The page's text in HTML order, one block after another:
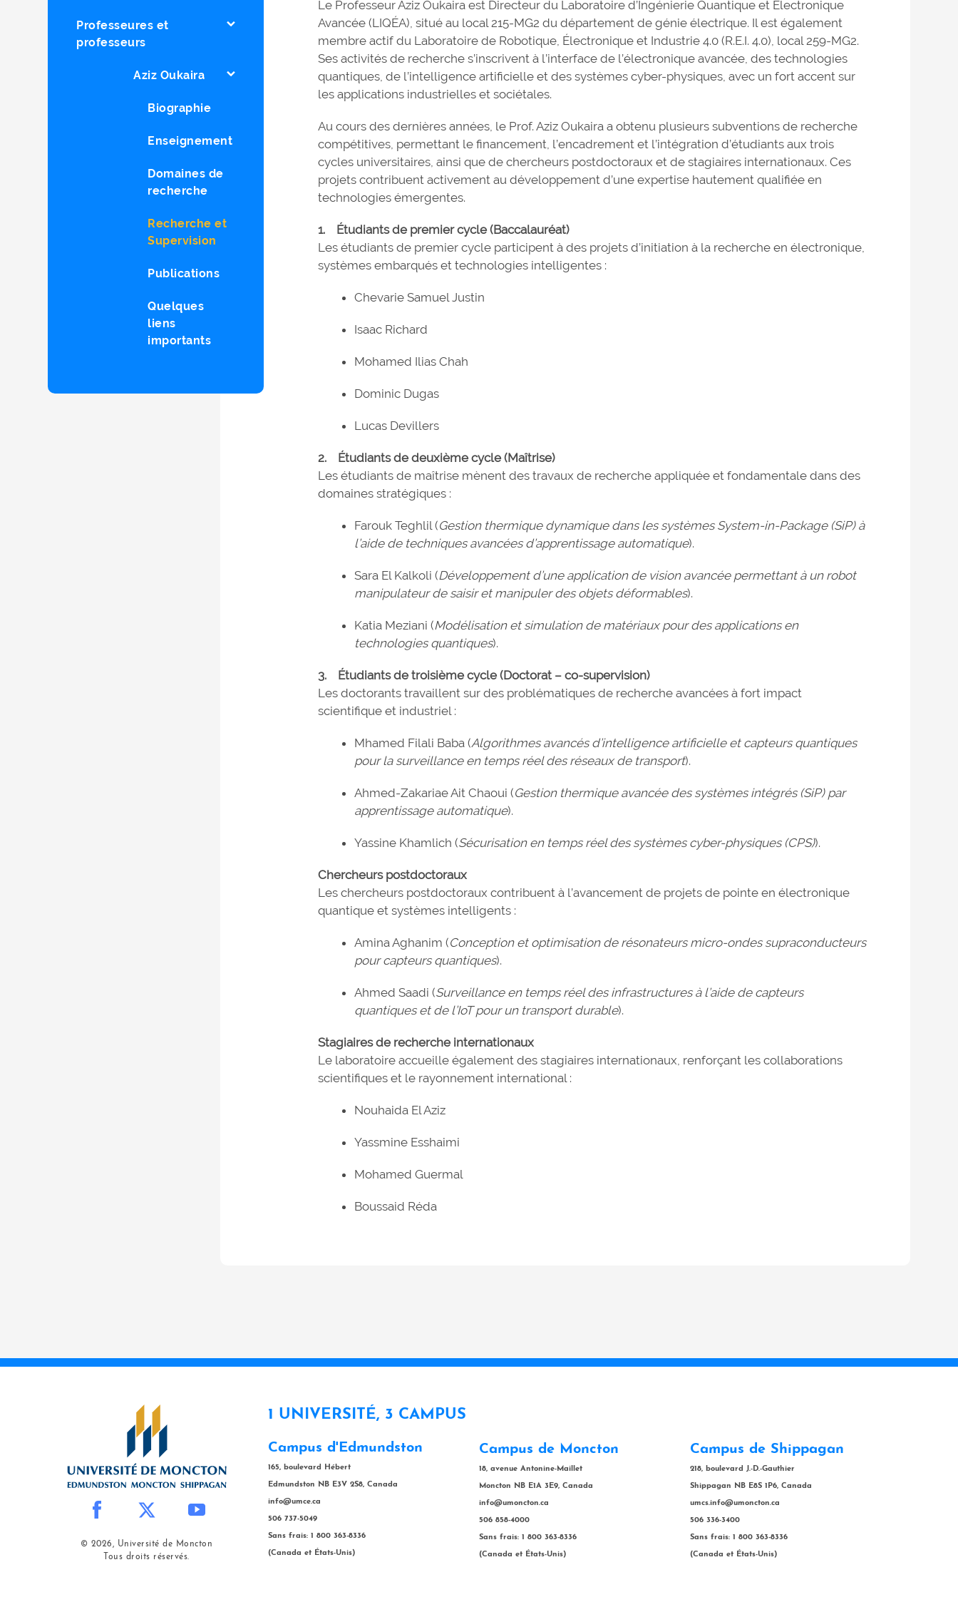
Professeures et
professeurs
Aziz Oukaira
Biographie
Enseignement
Domaines de
recherche
Recherche et
Supervision
Publications
Quelques
liens
importants
Le Professeur Aziz Oukaira est Directeur du Laboratoire d’Ingénierie Quantique et Électronique
Avancée (LIQÉA), situé au local 215-MG2 du département de génie électrique. Il est également
membre actif du Laboratoire de Robotique, Électronique et Industrie 4.0 (R.E.I. 4.0), local 259-MG2.
Ses activités de recherche s’inscrivent à l’interface de l’électronique avancée, des technologies
quantiques, de l’intelligence artificielle et des systèmes cyber-physiques, avec un fort accent sur
les applications industrielles et sociétales.
Au cours des dernières années, le Prof. Aziz Oukaira a obtenu plusieurs subventions de recherche
compétitives, permettant le financement, l’encadrement et l’intégration d’étudiants aux trois
cycles universitaires, ainsi que de chercheurs postdoctoraux et de stagiaires internationaux. Ces
projets contribuent activement au développement d’une expertise hautement qualifiée en
technologies émergentes.
1. Étudiants de premier cycle (Baccalauréat)
Les étudiants de premier cycle participent à des projets d’initiation à la recherche en électronique,
systèmes embarqués et technologies intelligentes :
Chevarie Samuel Justin
Isaac Richard
Mohamed Ilias Chah
Dominic Dugas
Lucas Devillers
2. Étudiants de deuxième cycle (Maîtrise)
Les étudiants de maîtrise mènent des travaux de recherche appliquée et fondamentale dans des
domaines stratégiques :
Farouk Teghlil (Gestion thermique dynamique dans les systèmes System-in-Package (SiP) à
l’aide de techniques avancées d’apprentissage automatique).
Sara El Kalkoli (Développement d’une application de vision avancée permettant à un robot
manipulateur de saisir et manipuler des objets déformables).
Katia Meziani (Modélisation et simulation de matériaux pour des applications en
technologies quantiques).
3. Étudiants de troisième cycle (Doctorat – co-supervision)
Les doctorants travaillent sur des problématiques de recherche avancées à fort impact
scientifique et industriel :
Mhamed Filali Baba (Algorithmes avancés d’intelligence artificielle et capteurs quantiques
pour la surveillance en temps réel des réseaux de transport).
Ahmed-Zakariae Ait Chaoui (Gestion thermique avancée des systèmes intégrés (SiP) par
apprentissage automatique).
Yassine Khamlich (Sécurisation en temps réel des systèmes cyber-physiques (CPS)).
Chercheurs postdoctoraux
Les chercheurs postdoctoraux contribuent à l’avancement de projets de pointe en électronique
quantique et systèmes intelligents :
Amina Aghanim (Conception et optimisation de résonateurs micro-ondes supraconducteurs
pour capteurs quantiques).
Ahmed Saadi (Surveillance en temps réel des infrastructures à l’aide de capteurs
quantiques et de l’IoT pour un transport durable).
Stagiaires de recherche internationaux
Le laboratoire accueille également des stagiaires internationaux, renforçant les collaborations
scientifiques et le rayonnement international :
Nouhaida El Aziz
Yassmine Esshaimi
Mohamed Guermal
Boussaid Réda
© 2026, Université de Moncton
Tous droits réservés.
1 UNIVERSITÉ, 3 CAMPUS
Campus d'Edmundston
165, boulevard Hébert
Edmundston NB E3V 2S8, Canada
info@umce.ca
506 737-5049
Sans frais: 1 800 363-8336
(Canada et États-Unis)
Campus de Moncton
18, avenue Antonine-Maillet
Moncton NB E1A 3E9, Canada
info@umoncton.ca
506 858-4000
Sans frais: 1 800 363-8336
(Canada et États-Unis)
Campus de Shippagan
218, boulevard J.-D.-Gauthier
Shippagan NB E8S 1P6, Canada
umcs.info@umoncton.ca
506 336-3400
Sans frais: 1 800 363-8336
(Canada et États-Unis)